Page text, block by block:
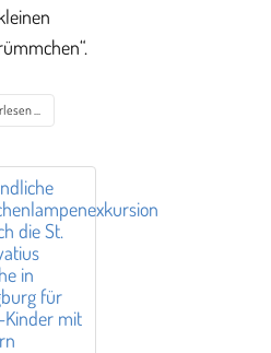
...
die St.
in
für
Kinder mit